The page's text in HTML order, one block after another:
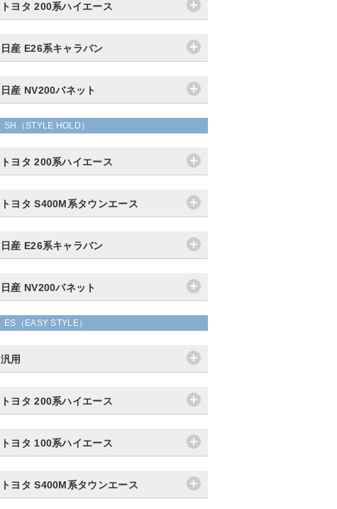
トヨタ 200系ハイエース
日産 E26系キャラバン
日産 NV200バネット
SH（STYLE HOLD）
トヨタ 200系ハイエース
トヨタ S400M系タウンエース
日産 E26系キャラバン
日産 NV200バネット
ES（EASY STYLE）
汎用
トヨタ 200系ハイエース
トヨタ 100系ハイエース
トヨタ S400M系タウンエース